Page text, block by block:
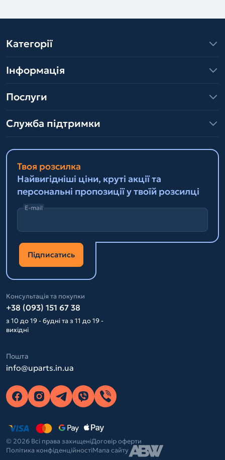
Категорії
Інформація
Послуги
Служба підтримки
Твоя розсилка
Найвигідніші ціни, круті акції та
персональні пропозиції у твоїй розсилці
E-mail
Підписатись
Консультація та покупки
+38 (093) 151 67 38
з 10 до 19 - будні та з 11 до 19 -
вихідні
Пошта
info@uparts.in.ua
© 2026 Всі права захищеніДоговір оферти
Політика конфіденційностіМапа сайту